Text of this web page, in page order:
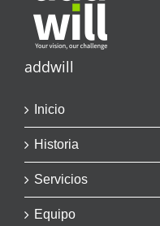
addwill
Inicio
Historia
Servicios
Equipo